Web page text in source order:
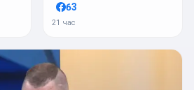
63
21 час